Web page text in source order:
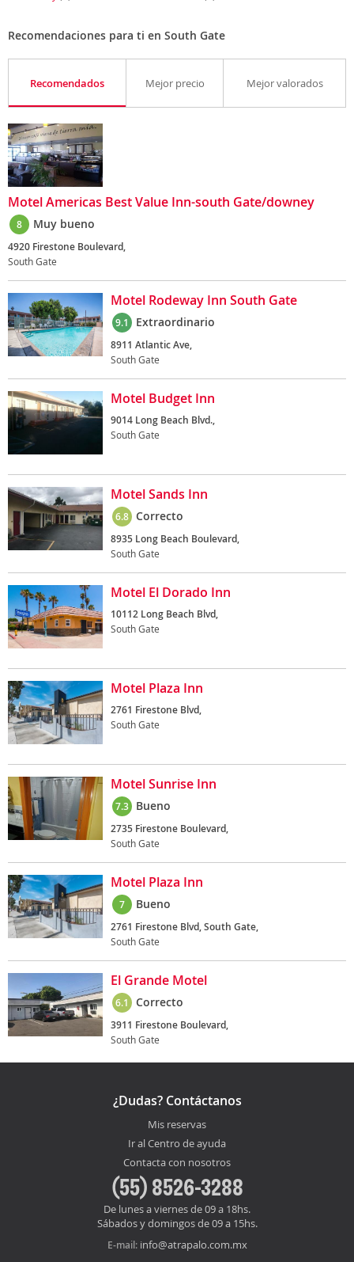
Recomendaciones para ti en South Gate
Recomendados Mejor precio Mejor valorados
Motel Americas Best Value Inn-south Gate/downey
8 Muy bueno
4920 Firestone Boulevard,
South Gate
Motel Rodeway Inn South Gate
9.1 Extraordinario
8911 Atlantic Ave,
South Gate
Motel Budget Inn
9014 Long Beach Blvd.,
South Gate
Motel Sands Inn
6.8 Correcto
8935 Long Beach Boulevard,
South Gate
Motel El Dorado Inn
10112 Long Beach Blvd,
South Gate
Motel Plaza Inn
2761 Firestone Blvd,
South Gate
Motel Sunrise Inn
7.3 Bueno
2735 Firestone Boulevard,
South Gate
Motel Plaza Inn
7 Bueno
2761 Firestone Blvd, South Gate,
South Gate
El Grande Motel
6.1 Correcto
3911 Firestone Boulevard,
South Gate
¿Dudas? Contáctanos
Mis reservas
Ir al Centro de ayuda
Contacta con nosotros
(55) 8526-3288
De lunes a viernes de 09 a 18hs.
Sábados y domingos de 09 a 15hs.
E-mail: info@atrapalo.com.mx